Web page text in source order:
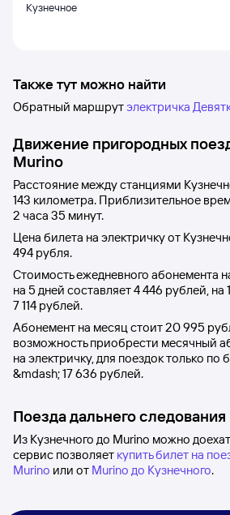
Кузнечное
Также тут можно найти
Обратный маршрутэлектричка
Движение пригородных
Murino
Расстояние между станциями
143 километра. Приблизительное
2 часа 35 минут.
Цена билета на электричку от
494 рубля.
Стоимость ежедневного абонемента
на 5 дней составляет4446 рублей, на
7114 рублей.
Абонемент на месяц стоит20995
возможность приобрести месячный
на электричку, для поездок только по
&mdash;17636 рублей.
Поезда дальнего следования
Из Кузнечного до Murino можно
сервис позволяет купить билет на
Murino или от Murino до Кузнечного.